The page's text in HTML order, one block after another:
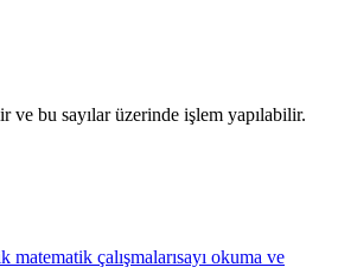
ve bu sayılar üzerinde işlem yapılabilir.
matematik çalışmalarısayı okuma ve